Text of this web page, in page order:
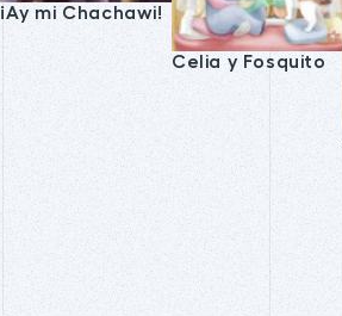
¡Ay mi Chachawi!
Celia y Fosquito